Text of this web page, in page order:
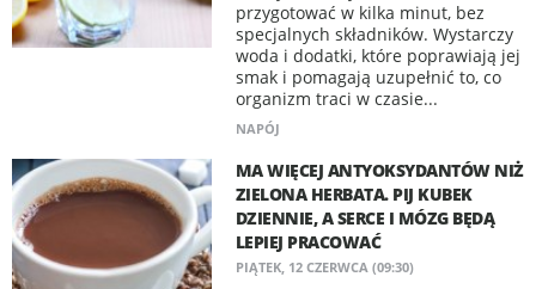
przygotować w kilka minut, bez
specjalnych składników. Wystarczy
woda i dodatki, które poprawiają jej
smak i pomagają uzupełnić to, co
organizm traci w czasie...
NAPÓJ
MA WIĘCEJ ANTYOKSYDANTÓW NIŻ
ZIELONA HERBATA. PIJ KUBEK
DZIENNIE, A SERCE I MÓZG BĘDĄ
LEPIEJ PRACOWAĆ
PIĄTEK, 12 CZERWCA (09:30)